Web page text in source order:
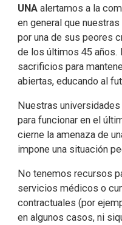
UNA alertamos a la
en general que
por una de sus peores
de los últimos 45 años.
sacrificios para
abiertas, educando al
Nuestras
para funcionar en el
cierne la amenaza de
impone una situación
No tenemos recursos
servicios médicos o
contractuales (por
en algunos casos, ni